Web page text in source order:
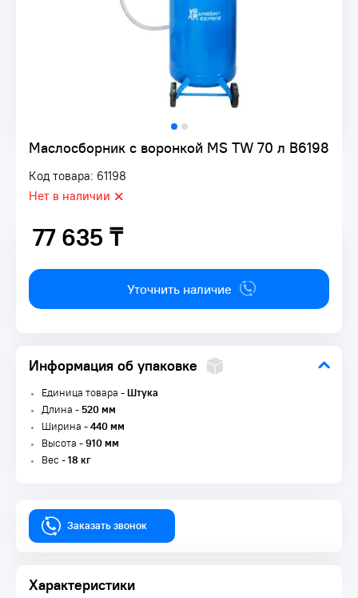
Маслосборник с воронкой MS TW 70 л B6198
Код товара: 61198
Нет в наличии
77 635 ₸
77 635 ₸
Уточнить наличие
Информация об упаковке
Единица товара -Штука
Длина -520 мм
Ширина -440 мм
Высота -910 мм
Вес -18 кг
Заказать звонок
Характеристики